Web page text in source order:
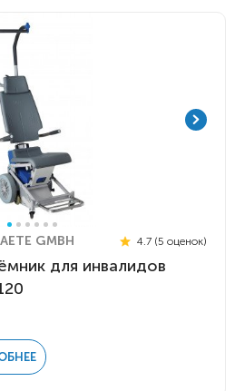
GMBH 4.7 (5 оценок)
для инвалидов